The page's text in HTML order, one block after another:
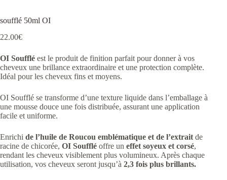
soufflé 50ml OI
22.00€
OI Soufflé est le produit de finition parfait pour donner à vos
cheveux une brillance extraordinaire et une protection complète.
Idéal pour les cheveux fins et moyens.
OI Soufflé se transforme d’une texture liquide dans l’emballage à
une mousse douce une fois distribuée, assurant une application
facile et uniforme.
Enrichi de l’huile de Roucou emblématique et de l’extrait de
racine de chicorée, OI Soufflé offre un effet soyeux et corsé,
rendant les cheveux visiblement plus volumineux. Après chaque
utilisation, vos cheveux seront jusqu’à 2,3 fois plus brillants.